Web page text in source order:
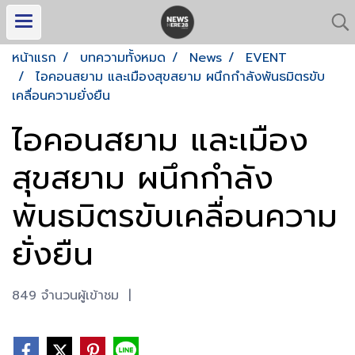
หน้าแรก บทความทั้งหมด News
EVENT
ไอคอนสยาม และเมืองสุขสยาม ผนึกกำลังพันธมิตรขับ
เคลื่อนความยั่งยืน
ไอคอนสยาม และเมือง
สุขสยาม ผนึกกำลัง
พันธมิตรขับเคลื่อนความ
ยั่งยืน
849 จำนวนผู้เข้าชม |